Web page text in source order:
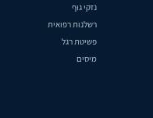
נזקי גוף
רשלנות רפואית
פשיטת רגל
מיסים